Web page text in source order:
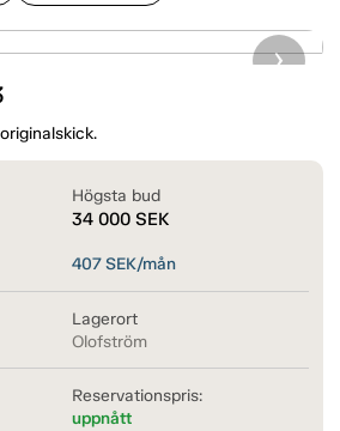
Högsta bud
34 000 SEK
407SEK/mån
Lagerort
Olofström
Reservationspris:
uppnått